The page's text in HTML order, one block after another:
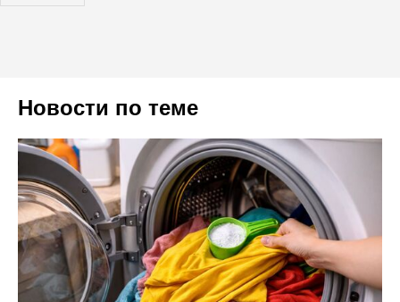
Новости по теме